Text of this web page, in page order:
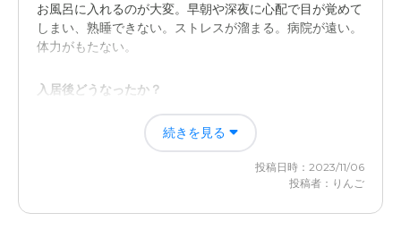
お風呂に入れるのが大変。早朝や深夜に心配で目が覚めて
しまい、熟睡できない。ストレスが溜まる。病院が遠い。
体力がもたない。
入居後どうなったか？
夜にちゃんと眠れるようになった。介護にあてていた時間
を自分のために使えるようになった。心に余裕ができて穏
やかな精神状態になった。
続きを見る
投稿日時：2023/11/06
投稿者：りんご